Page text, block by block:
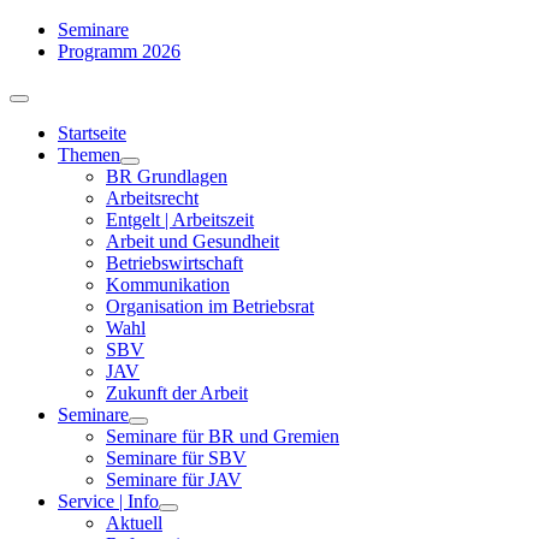
Zum
Inhalt
Seminare
Programm 2026
Toggle
NavigationStartseite
Themen
BR Grundlagen
Arbeits­recht
Entgelt | Arbeitszeit
Arbeit und Gesundheit
Betriebswirtschaft
Kommuni­kation
Organisation im Betriebsrat
Wahl
SBV
JAV
Zukunft der Arbeit
Seminare
Seminare für BR und Gremien
Seminare für SBV
Seminare für JAV
Service | Info
Aktuell